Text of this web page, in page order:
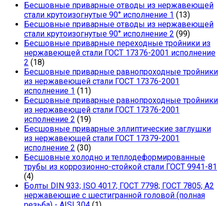
Бесшовные приварные отводы из нержавеющей
стали крутоизогнутые 90° исполнение 1 (13)
Бесшовные приварные отводы из нержавеющей
стали крутоизогнутые 90° исполнение 2 (99)
Бесшовные приварные переходные тройники из
нержавеющей стали ГОСТ 17376-2001 исполнение
2 (18)
Бесшовные приварные равнопроходные тройники
из нержавеющей стали ГОСТ 17376-2001
исполнение 1 (11)
Бесшовные приварные равнопроходные тройники
из нержавеющей стали ГОСТ 17376-2001
исполнение 2 (19)
Бесшовные приварные эллиптические заглушки
из нержавеющей стали ГОСТ 17379-2001
исполнение 2 (30)
Бесшовные холодно и теплодеформированные
трубы из коррозионно-стойкой стали ГОСТ 9941-81
(4)
Болты DIN 933; ISO 4017; ГОСТ 7798; ГОСТ 7805; А2
нержавеющие с шестигранной головой (полная